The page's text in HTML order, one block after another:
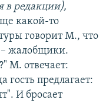
в редакции),
какой-то
говорит М., что
жалобщики.
М. отвечает:
гость предлагает:
И бросает